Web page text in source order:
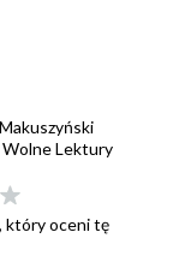
Wolne Lektury
który oceni tę